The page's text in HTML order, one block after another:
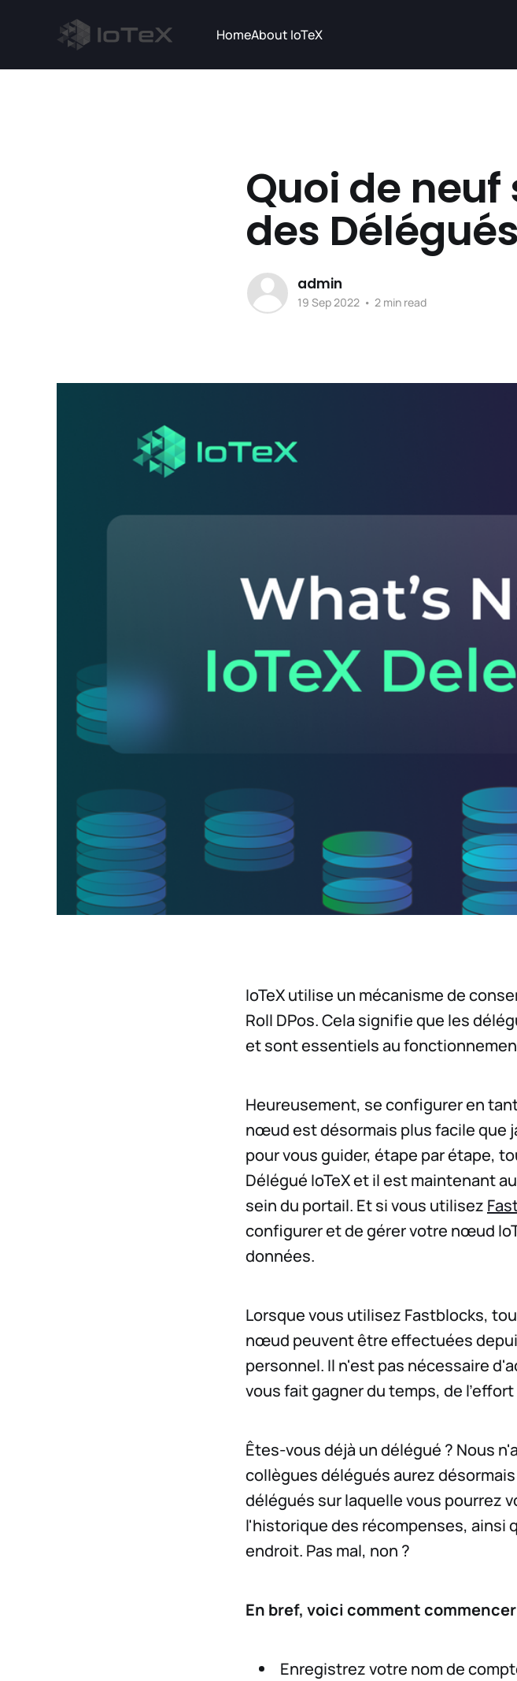
HomeAbout IoTeX
Quoi de
des
admin
19 Sep 2022 • 2 min read
IoTeX utilise un mécanisme de
Roll DPos. Cela signifie que les
et sont essentiels au
Heureusement, se configurer en
nœud est désormais plus facile que
pour vous guider, étape par étape,
Délégué IoTeX et il est maintenant
sein du portail. Et si vous utilisez
configurer et de gérer votre nœud
données.
Lorsque vous utilisez Fastblocks,
nœud peuvent être effectuées
personnel. Il n'est pas nécessaire
vous fait gagner du temps, de
Êtes-vous déjà un délégué ? Nous
collègues délégués aurez
délégués sur laquelle vous pourrez
l'historique des récompenses, ainsi
endroit. Pas mal, non ?
En bref, voici comment
Enregistrez votre nom de